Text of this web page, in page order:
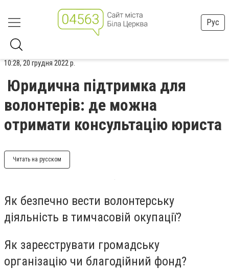
Рус
10:28, 20 грудня 2022 р.
Юридична підтримка для
волонтерів: де можна
отримати консультацію юриста
Читать на русском
Як безпечно вести волонтерську
діяльність в тимчасовій окупації?
Як зареєструвати громадську
організацію чи благодійний фонд?